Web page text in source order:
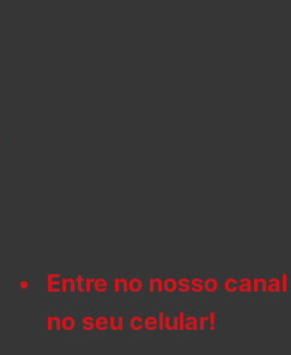
Entre no nosso
no seu celular!